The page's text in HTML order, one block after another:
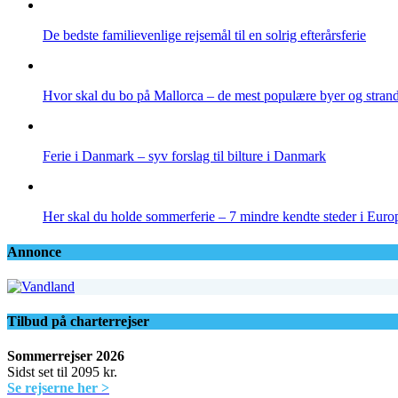
De bedste familievenlige rejsemål til en solrig efterårsferie
Hvor skal du bo på Mallorca – de mest populære byer og
Ferie i Danmark – syv forslag til bilture i Danmark
Her skal du holde sommerferie – 7 mindre kendte steder i
Annonce
Tilbud på charterrejser
Sommerrejser 2026
Sidst set til 2095 kr.
Se rejserne her >